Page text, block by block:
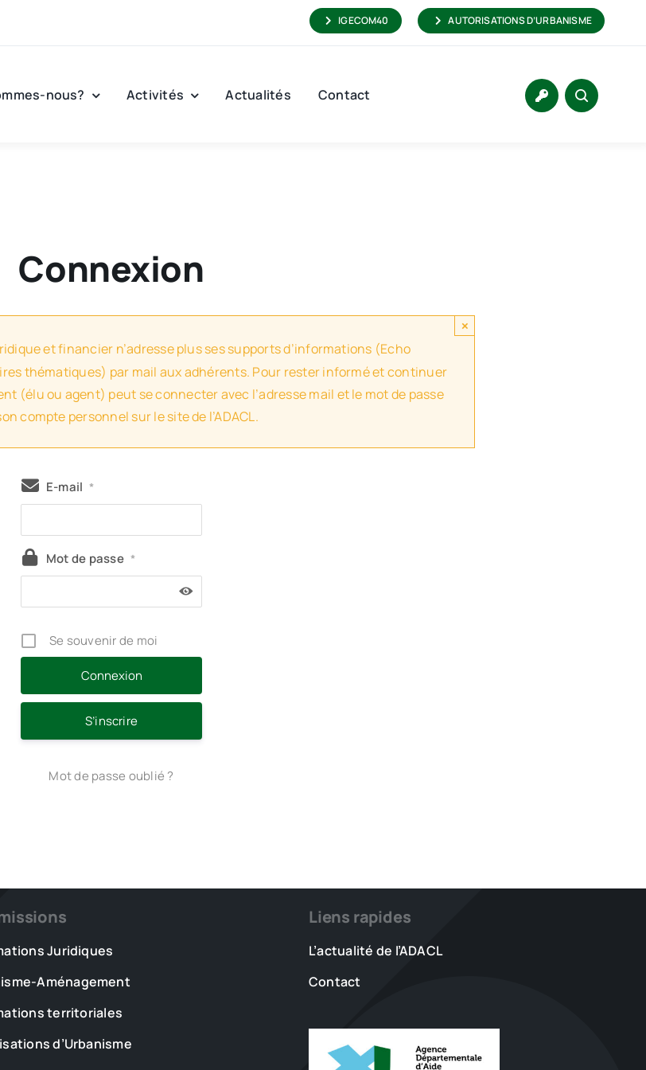
IGECOM40 AUTORISATIONS D’URBANISME
nous? Activités Actualités Contact
Connexion
et financier n’adresse plus ses supports d’informations (Echo
thématiques) par mail aux adhérents. Pour rester informé et continuer
(élu ou agent) peut se connecter avec l’adresse mail et le mot de passe
compte personnel sur le site de l’ADACL.
×
E-mail *
Mot de passe *
Se souvenir de moi
S’inscrire
Mot de passe oublié ?
Juridiques
Aménagement
territoriales
d’Urbanisme
Liens rapides
L’actualité de l’ADACL
Contact